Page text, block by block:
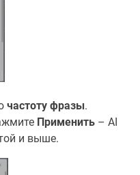
частоту фразы.
Применить – AI
и выше.